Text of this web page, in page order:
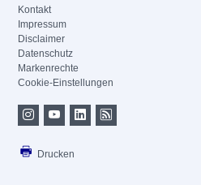
Kontakt
Impressum
Disclaimer
Datenschutz
Markenrechte
Cookie-Einstellungen
Drucken